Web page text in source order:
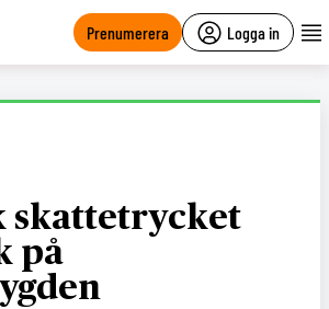
Prenumerera Logga in
skattetrycket
på